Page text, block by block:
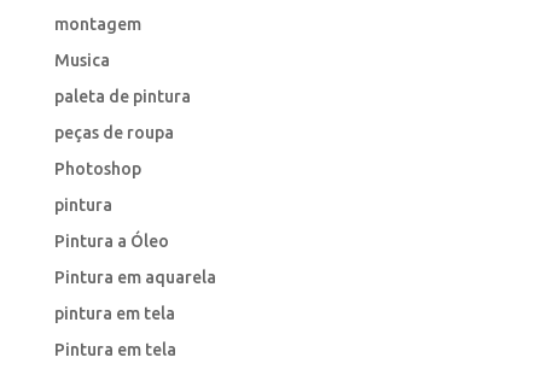
montagem
Musica
paleta de pintura
peças de roupa
Photoshop
pintura
Pintura a Óleo
Pintura em aquarela
pintura em tela
Pintura em tela